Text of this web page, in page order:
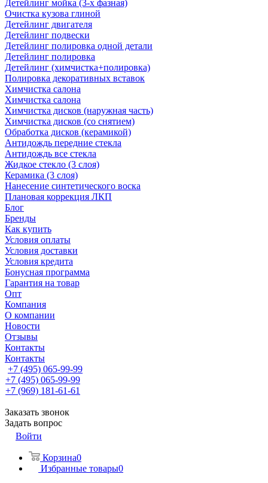
Детейлинг мойка (3-х фазная)
Очистка кузова глиной
Детейлинг двигателя
Детейлинг подвески
Детейлинг полировка одной детали
Детейлинг полировка
Детейлинг (химчистка+полировка)
Полировка декоративных вставок
Химчистка салона
Химчистка салона
Химчистка дисков (наружная часть)
Химчистка дисков (со снятием)
Обработка дисков (керамикой)
Антидождь передние стекла
Антидождь все стекла
Жидкое стекло (3 слоя)
Керамика (3 слоя)
Нанесение синтетического воска
Плановая коррекция ЛКП
Блог
Бренды
Как купить
Условия оплаты
Условия доставки
Условия кредита
Бонусная программа
Гарантия на товар
Опт
Компания
О компании
Новости
Отзывы
Контакты
Контакты
+7 (495) 065-99-99
+7 (495) 065-99-99
+7 (969) 181-61-61
Заказать звонок
Задать вопрос
Войти
Корзина0
Избранные товары0